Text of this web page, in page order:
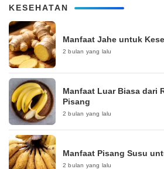
KESEHATAN
Manfaat Jahe untuk
2 bulan yang lalu
Manfaat Luar Biasa dari
Pisang
2 bulan yang lalu
Manfaat Pisang Susu
2 bulan yang lalu